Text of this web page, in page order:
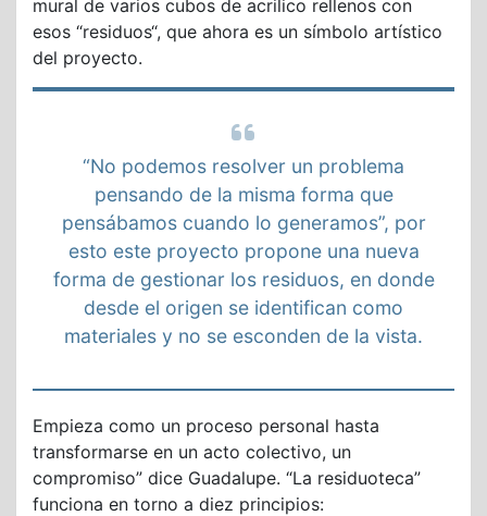
mural de varios cubos de acrilico rellenos con
esos “residuos“, que ahora es un símbolo artístico
del proyecto.
“No podemos resolver un problema
pensando de la misma forma que
pensábamos cuando lo generamos”, por
esto este proyecto propone una nueva
forma de gestionar los residuos, en donde
desde el origen se identifican como
materiales y no se esconden de la vista.
Empieza como un proceso personal hasta
transformarse en un acto colectivo, un
compromiso” dice Guadalupe. “La residuoteca”
funciona en torno a diez principios: